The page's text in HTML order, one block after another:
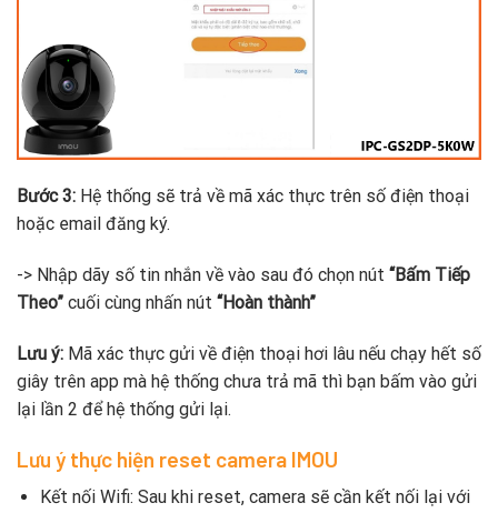
Bước 3: Hệ thống sẽ trả về mã xác thực trên số điện thoại
hoặc email đăng ký.
-> Nhập dãy số tin nhắn về vào sau đó chọn nút “Bấm Tiếp
Theo” cuối cùng nhấn nút “Hoàn thành”
Lưu ý: Mã xác thực gửi về điện thoại hơi lâu nếu chạy hết số
giây trên app mà hệ thống chưa trả mã thì bạn bấm vào gửi
lại lần 2 để hệ thống gửi lại.
Lưu ý thực hiện reset camera IMOU
Kết nối Wifi: Sau khi reset, camera sẽ cần kết nối lại với